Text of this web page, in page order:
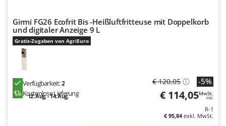
Girmi FG26 Ecofrit Bis -Heißluftfritteuse mit Doppelkorb
und digitaler Anzeige 9 L
Gratis-Zugaben von AgriEuro
Verfügbarkeit:2
Kostenlose Lieferung
12. Aug. - 14. Aug.
€ 120,05 -5%
€ 114,05MwSt.
inkl.
R-1
€ 95,84exkl. MwSt.